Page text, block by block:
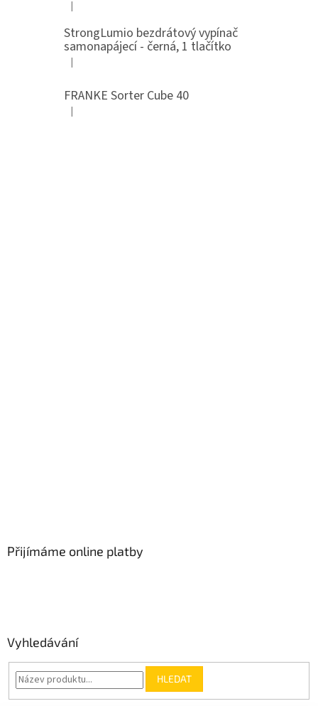
Hodnocení produktu je 5 z 5 hvězdiček.
|
StrongLumio bezdrátový vypínač
samonapájecí - černá, 1 tlačítko
Hodnocení produktu je 4 z 5 hvězdiček.
|
FRANKE Sorter Cube 40
Hodnocení produktu je 3 z 5 hvězdiček.
|
Přijímáme online platby
Vyhledávání
HLEDAT